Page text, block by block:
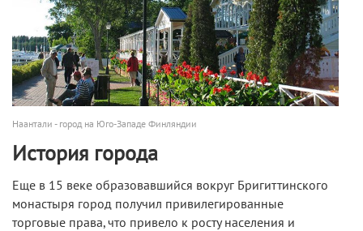
Наантали - город на Юго-Западе Финляндии
История города
Еще в 15 веке образовавшийся вокруг Бригиттинского
монастыря город получил привилегированные
торговые права, что привело к росту населения и